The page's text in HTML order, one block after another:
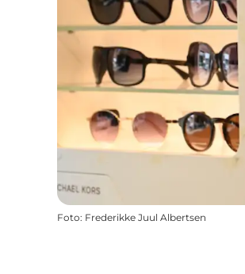
Foto: Frederikke Juul Albertsen